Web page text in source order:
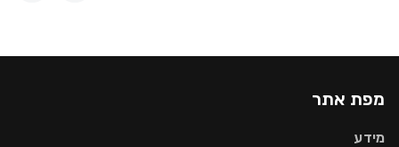
מפת אתר
מידע